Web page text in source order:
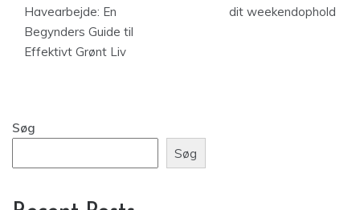
Havearbejde: En
Begynders Guide til
Effektivt Grønt Liv
dit weekendophold
Søg
Søg